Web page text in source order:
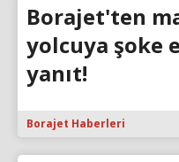
Borajet'ten
yolcuya şoke
yanıt!
Borajet Haberleri